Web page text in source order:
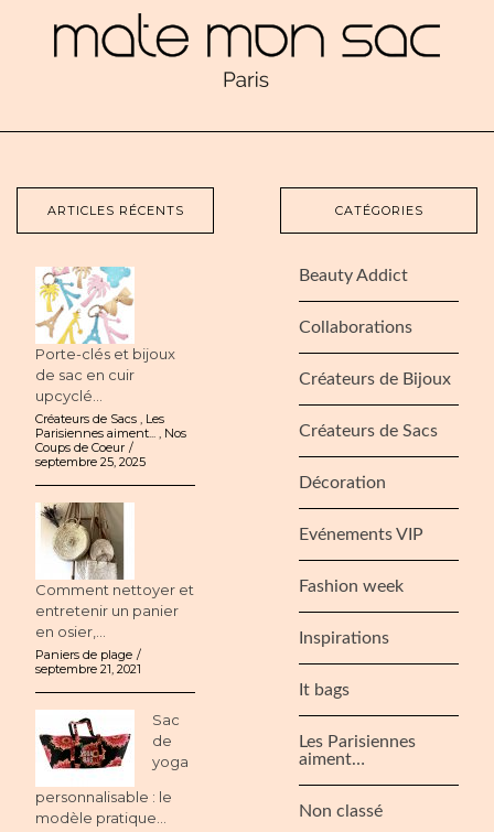
ARTICLES RÉCENTS
Porte-clés et bijoux
de sac en cuir
upcyclé...
Créateurs de Sacs , Les
Parisiennes aiment... , Nos
Coups de Coeur
septembre 25, 2025
Comment nettoyer et
entretenir un panier
en osier,...
Paniers de plage
septembre 21, 2021
Sac
de
yoga
personnalisable : le
modèle pratique...
CATÉGORIES
Beauty Addict
Collaborations
Créateurs de Bijoux
Créateurs de Sacs
Décoration
Evénements VIP
Fashion week
Inspirations
It bags
Les Parisiennes
aiment…
Non classé